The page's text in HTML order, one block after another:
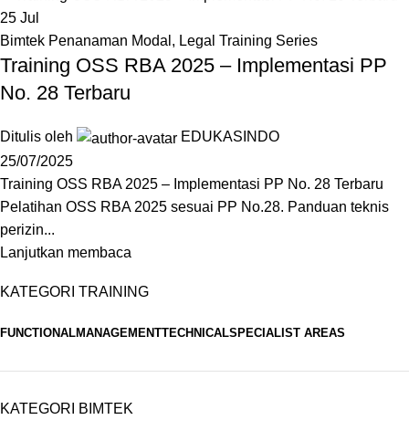
KATEGORI TRAINING
FUNCTIONALMANAGEMENTTECHNICALSPECIALIST AREAS
KATEGORI BIMTEK
25 Jul
Bimtek Penanaman Modal , Legal Training Series
Training OSS RBA 2025 – Implementasi PP
No. 28 Terbaru
Ditulis oleh
EDUKASINDO
25/07/2025
Training OSS RBA 2025 – Implementasi PP No. 28 Terbaru
Pelatihan OSS RBA 2025 sesuai PP No.28. Panduan teknis
perizin...
Lanjutkan membaca